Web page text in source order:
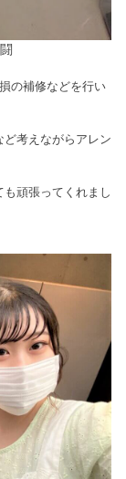
の補修などを行い
考えながらアレン
頑張ってくれまし